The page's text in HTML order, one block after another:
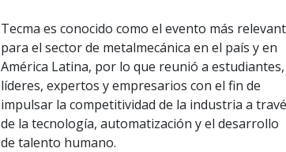
Tecma es conocido como el evento más
para el sector de metalmecánica en el país y en
América Latina, por lo que reunió a estudiantes,
líderes, expertos y empresarios con el fin de
impulsar la competitividad de la industria a
de la tecnología, automatización y el desarrollo
de talento humano.